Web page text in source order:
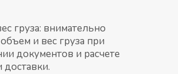
груза: внимательно
и вес груза при
документов и расчете
доставки.